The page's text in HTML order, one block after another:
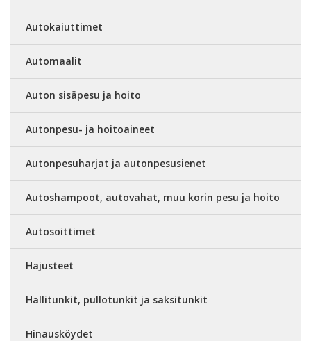
Autokaiuttimet
Automaalit
Auton sisäpesu ja hoito
Autonpesu- ja hoitoaineet
Autonpesuharjat ja autonpesusienet
Autoshampoot, autovahat, muu korin pesu ja hoito
Autosoittimet
Hajusteet
Hallitunkit, pullotunkit ja saksitunkit
Hinausköydet